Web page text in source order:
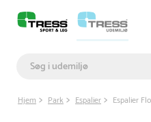
Hjem Park Espalier Espalier